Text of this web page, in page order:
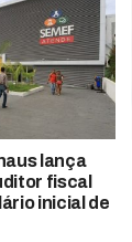
lança
fiscal
inicial de